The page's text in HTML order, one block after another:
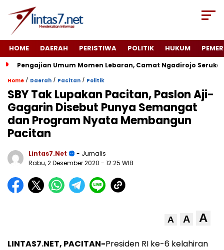
HOME DAERAH PERISTIWA POLITIK HUKUM
Pengajian Umum Momen Lebaran, Camat Ngadirojo
Home / Daerah / Pacitan / Politik
SBY Tak Lupakan Pacitan, Paslon Aji-
Gagarin Disebut Punya Semangat
dan Program Nyata Membangun
Pacitan
Lintas7.net
- Jurnalis
Rabu, 2 Desember 2020 - 12:25 WIB
A A A
LINTAS7.NET, PACITAN-Presiden RI ke-6 kelahiran